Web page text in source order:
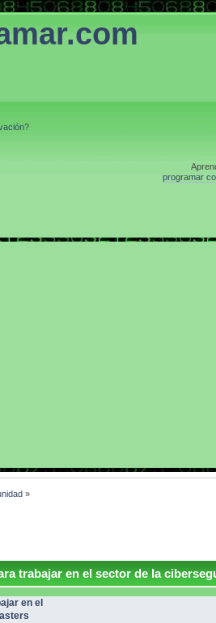
?
programar
»
trabajar en el sector de la
en el